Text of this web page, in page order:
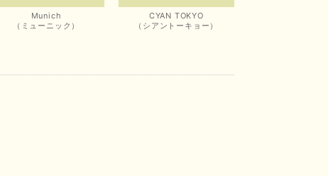
Munich
（ミューニック）
CYAN TOKYO
（シアントーキョー）